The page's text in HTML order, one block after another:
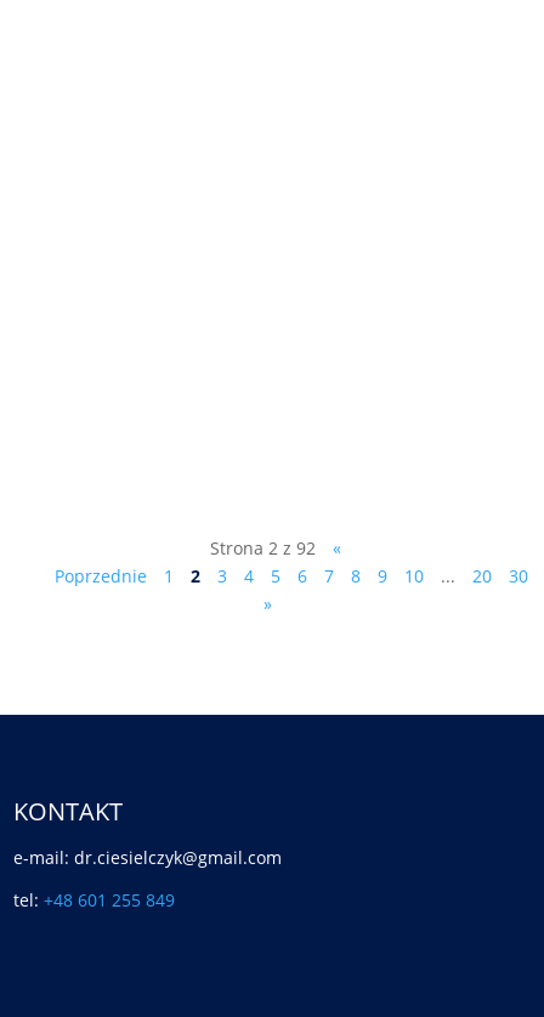
Strona 2 z 92
«
Poprzednie
1 2 3 4 5 6 7 8 9 10 ... 20
30
»
KONTAKT
e-mail: dr.ciesielczyk@gmail.com
tel:+48 601 255 849